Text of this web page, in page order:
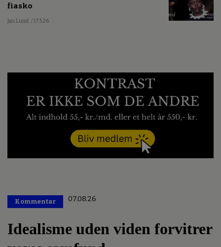
fiasko
Jan Lund / 17.5.26
Kommentar 07.08.26
Idealisme uden viden forvitrer